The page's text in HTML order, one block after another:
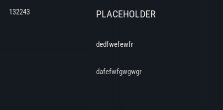
132243 PLACEHOLDER
dedfwefewfr
dafefwfgwgwgr